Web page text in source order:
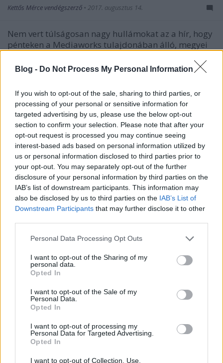
Blog - Do Not Process My Personal Information
If you wish to opt-out of the sale, sharing to third parties, or
processing of your personal or sensitive information for
targeted advertising by us, please use the below opt-out
section to confirm your selection. Please note that after your
opt-out request is processed you may continue seeing
interest-based ads based on personal information utilized by
us or personal information disclosed to third parties prior to
your opt-out. You may separately opt-out of the further
disclosure of your personal information by third parties on the
IAB’s list of downstream participants. This information may
also be disclosed by us to third parties on the IAB’s List of
Downstream Participants that may further disclose it to other
Please note that this website/app uses one or more Google
not limited to your visit or usage behaviour. You may click to
grant or deny consent to Google and its third-party tags to
use your data for below specified purposes in below Google
consent section.
Personal Data Processing Opt Outs
I want to opt-out of the Sharing of my
personal data.
Opted In
I want to opt-out of the Sale of my
Personal Data.
Opted In
I want to opt-out of processing my
Personal Data for Targeted Advertising.
Opted In
I want to opt-out of Collection, Use,
Kettős Mérce vendégszerző • 2017. augusztus 14.
Nem vert túlságosan nagy hullámokat az a hír, hogy
pénteken a Mediaworks tulajdonában álló, megyei
megvált több megyei napilap csúcsvezetőjétől.
folyamat végét jelzi, s különösen érdekes annak
fényében hogy a…
Egyetlen év alatt felfalta a teljes
megyei lappiacot a Fidesz!
JámborAndrás• 2017. július 31.
Tavaly nyáron a Mediaworks még a stróman
Heinrich Pecina irányítása alatt vásárolta meg a
négy megyei napilapot tulajdonló Pannon Lapok